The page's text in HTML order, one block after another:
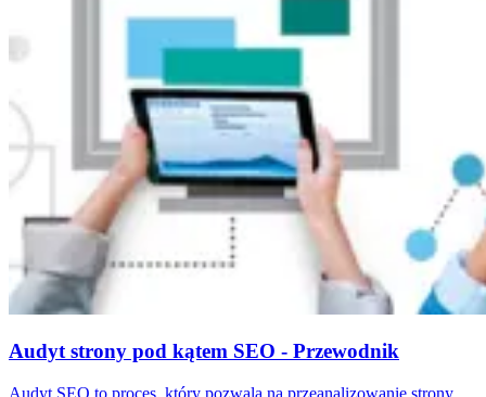
Audyt strony pod kątem SEO - Przewodnik
Audyt SEO to proces, który pozwala na przeanalizowanie strony